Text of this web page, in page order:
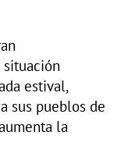
estival,
sus pueblos de
la